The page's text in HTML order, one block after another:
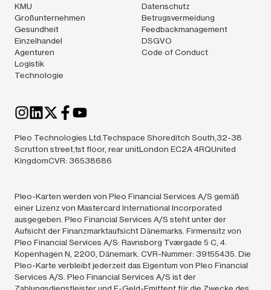
KMU
Großunternehmen
Gesundheit
Einzelhandel
Agenturen
Logistik
Technologie
Datenschutz
Betrugsvermeidung
Feedbackmanagement
DSGVO
Code of Conduct
Pleo Technologies Ltd.Techspace Shoreditch South,32-38
Scrutton street,1st floor, rear unitLondon EC2A 4RQUnited
KingdomCVR: 36538686
Pleo-Karten werden von Pleo Financial Services A/S gemäß
einer Lizenz von Mastercard International Incorporated
ausgegeben. Pleo Financial Services A/S steht unter der
Aufsicht der Finanzmarktaufsicht Dänemarks. Firmensitz von
Pleo Financial Services A/S: Ravnsborg Tværgade 5 C, 4.
Kopenhagen N, 2200, Dänemark. CVR-Nummer: 39155435. Die
Pleo-Karte verbleibt jederzeit das Eigentum von Pleo Financial
Services A/S. Pleo Financial Services A/S ist der